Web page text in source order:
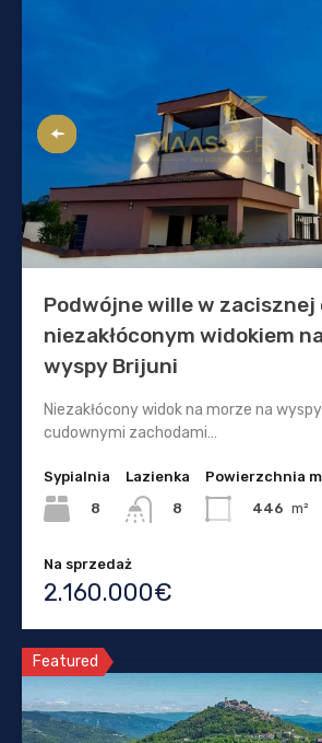
Podwójne wille w zacisznej
niezakłóconym widokiem
wyspy Brijuni
Niezakłócony widok na morze na
cudownymi zachodami…
Sypialnia
8
Lazienka
8
Powierzchnia
446 m²
Na sprzedaż
2.160.000€
Featured